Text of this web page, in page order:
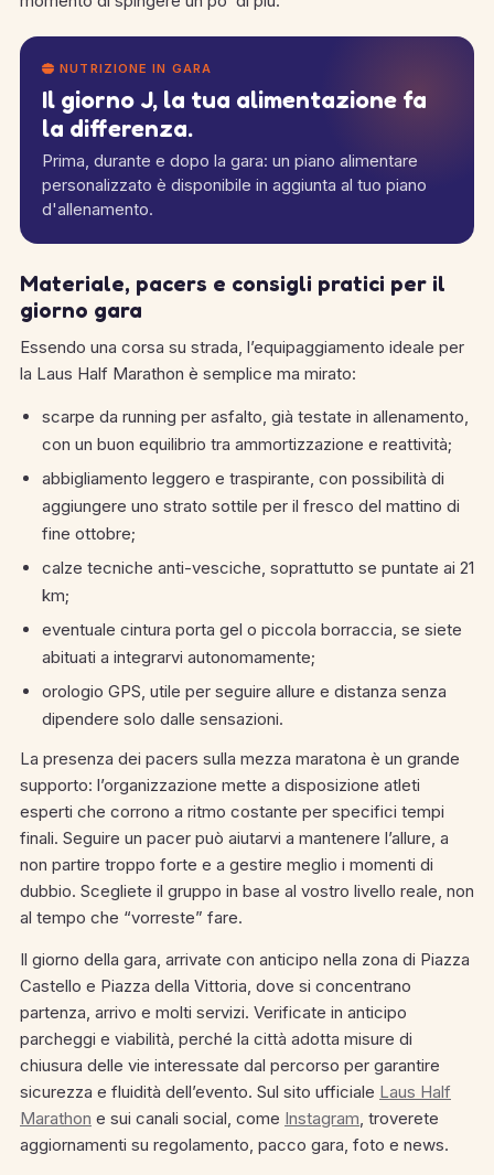
NUTRIZIONE IN GARA
Il giorno J, la tua alimentazione fa
la differenza.
Prima, durante e dopo la gara: un piano alimentare
personalizzato è disponibile in aggiunta al tuo piano
d'allenamento.
Materiale, pacers e consigli pratici per il
giorno gara
Essendo una corsa su strada, l’equipaggiamento ideale per
la Laus Half Marathon è semplice ma mirato:
scarpe da running per asfalto, già testate in allenamento,
con un buon equilibrio tra ammortizzazione e reattività;
abbigliamento leggero e traspirante, con possibilità di
aggiungere uno strato sottile per il fresco del mattino di
fine ottobre;
calze tecniche anti-vesciche, soprattutto se puntate ai 21
km;
eventuale cintura porta gel o piccola borraccia, se siete
abituati a integrarvi autonomamente;
orologio GPS, utile per seguire allure e distanza senza
dipendere solo dalle sensazioni.
La presenza dei pacers sulla mezza maratona è un grande
supporto: l’organizzazione mette a disposizione atleti
esperti che corrono a ritmo costante per specifici tempi
finali. Seguire un pacer può aiutarvi a mantenere l’allure, a
non partire troppo forte e a gestire meglio i momenti di
dubbio. Scegliete il gruppo in base al vostro livello reale, non
al tempo che “vorreste” fare.
Il giorno della gara, arrivate con anticipo nella zona di Piazza
Castello e Piazza della Vittoria, dove si concentrano
partenza, arrivo e molti servizi. Verificate in anticipo
parcheggi e viabilità, perché la città adotta misure di
chiusura delle vie interessate dal percorso per garantire
sicurezza e fluidità dell’evento. Sul sito ufficiale Laus Half
Marathon e sui canali social, come Instagram, troverete
aggiornamenti su regolamento, pacco gara, foto e news.